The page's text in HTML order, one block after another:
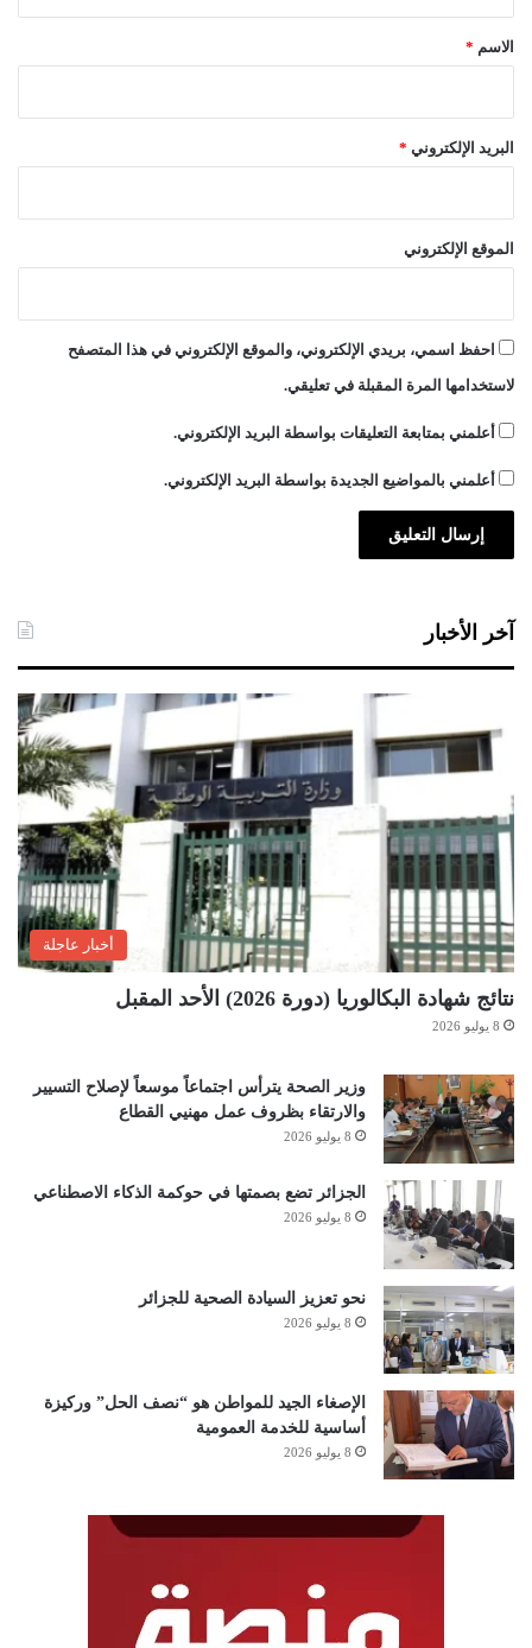
*
الاسم *
البريد الإلكتروني *
الموقع الإلكتروني
احفظ اسمي، بريدي الإلكتروني، والموقع الإلكتروني في هذا المتصفح
لاستخدامها المرة المقبلة في تعليقي.
أعلمني بمتابعة التعليقات بواسطة البريد الإلكتروني.
أعلمني بالمواضيع الجديدة بواسطة البريد الإلكتروني.
آخر الأخبار
أخبار عاجلة
نتائج شهادة البكالوريا (دورة 2026) الأحد المقبل
8 يوليو 2026
وزير الصحة يترأس اجتماعاً موسعاً لإصلاح التسيير
والارتقاء بظروف عمل مهنيي القطاع
8 يوليو 2026
الجزائر تضع بصمتها في حوكمة الذكاء الاصطناعي
8 يوليو 2026
نحو تعزيز السيادة الصحية للجزائر
8 يوليو 2026
الإصغاء الجيد للمواطن هو “نصف الحل” وركيزة
أساسية للخدمة العمومية
8 يوليو 2026